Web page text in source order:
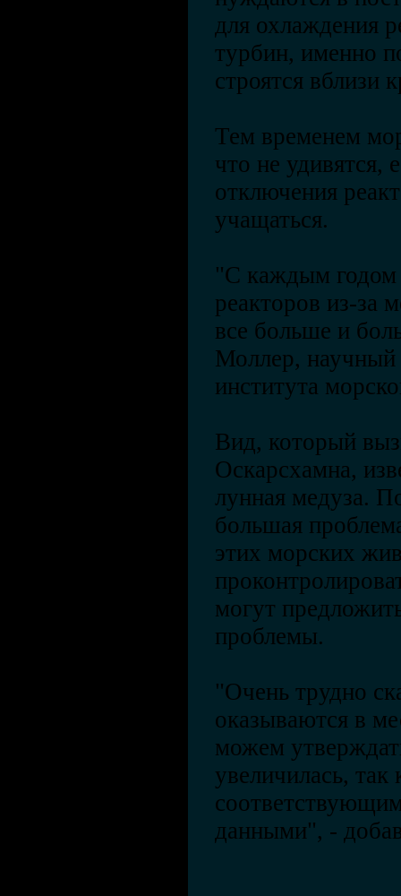
для охлаждения
турбин, именно
строятся
Тем временем
что не удивятся,
отключения
учащаться.
"С каждым годом
реакторов из-за
все больше и
Моллер, научный
института
Вид, который
Оскарсхамна,
лунная медуза.
большая
этих морских
могут
проблемы.
"Очень трудно
оказываются в
можем
увеличилась, так
данными", -